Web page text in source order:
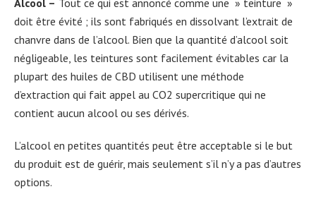
Alcool – Tout ce qui est annoncé comme une » teinture »
doit être évité ; ils sont fabriqués en dissolvant l’extrait de
chanvre dans de l’alcool. Bien que la quantité d’alcool soit
négligeable, les teintures sont facilement évitables car la
plupart des huiles de CBD utilisent une méthode
d’extraction qui fait appel au CO2 supercritique qui ne
contient aucun alcool ou ses dérivés.
L’alcool en petites quantités peut être acceptable si le but
du produit est de guérir, mais seulement s’il n’y a pas d’autres
options.